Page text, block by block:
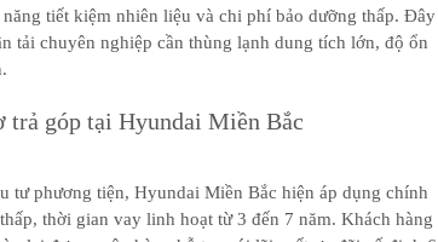
tiết kiệm nhiên liệu và chi phí bảo dưỡng thấp. Đây
tải chuyên nghiệp cần thùng lạnh dung tích lớn, độ ổn
trả góp tại Hyundai Miền Bắc
tư phương tiện, Hyundai Miền Bắc hiện áp dụng chính
thời gian vay linh hoạt từ 3 đến 7 năm. Khách hàng